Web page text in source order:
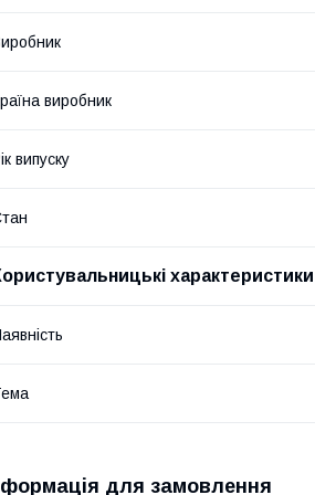
виробник
випуску
характеристики
для замовлення